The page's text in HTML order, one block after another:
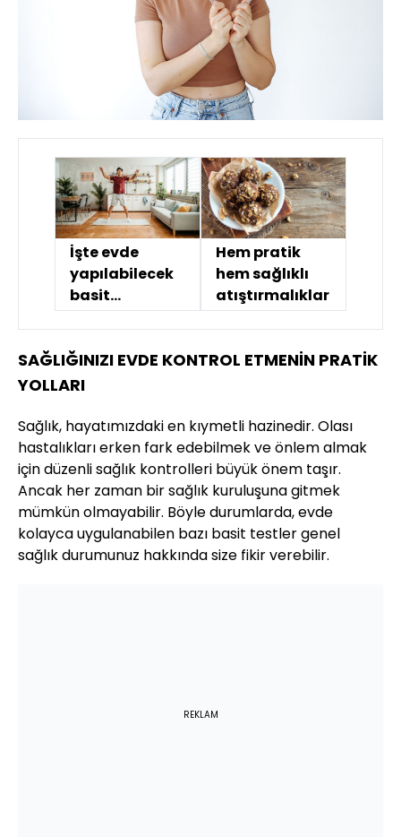
İşte evde
yapılabilecek
basit
egzersizler
Hem pratik
hem sağlıklı
atıştırmalıklar
SAĞLIĞINIZI EVDE KONTROL ETMENİN PRATİK
YOLLARI
Sağlık, hayatımızdaki en kıymetli hazinedir. Olası
hastalıkları erken fark edebilmek ve önlem almak
için düzenli sağlık kontrolleri büyük önem taşır.
Ancak her zaman bir sağlık kuruluşuna gitmek
mümkün olmayabilir. Böyle durumlarda, evde
kolayca uygulanabilen bazı basit testler genel
sağlık durumunuz hakkında size fikir verebilir.
REKLAM